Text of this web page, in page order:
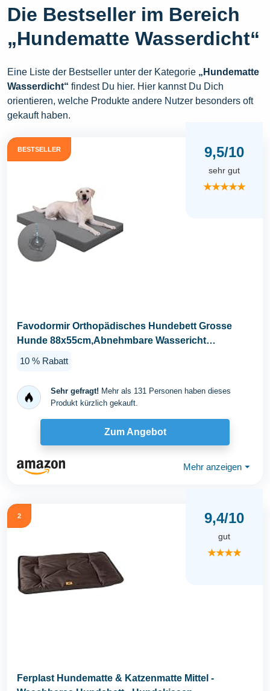
Die Bestseller im Bereich
„Hundematte Wasserdicht“
Eine Liste der Bestseller unter der Kategorie „Hundematte
Wasserdicht“ findest Du hier. Hier kannst Du Dich
orientieren, welche Produkte andere Nutzer besonders oft
gekauft haben.
BESTSELLER 9,5/10
sehr gut
★★★★★
Favodormir Orthopädisches Hundebett Grosse
Hunde 88x55cm,Abnehmbare Wassericht
10 % Rabatt
Sehr gefragt! Mehr als 131 Personen haben dieses
Produkt kürzlich gekauft.
Zum Angebot
Mehr anzeigen ⏷
2 9,4/10
gut
★★★★
Ferplast Hundematte & Katzenmatte Mittel -